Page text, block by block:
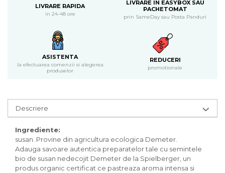
Ingrediente bio pentru copt
Pesto bio
Musli bio
Terci bio
Orez bio si leguminoase
Legume bio
Legume bio in conserva
Orez bio
LIVRARE RAPIDA
in 24-48 ore
LIVRARE IN EASYBOX SAU
PACHETOMAT
prin SameDay sau Posta Panduri
ASISTENTA
la efectuarea comenzii si alegerea
produselor
REDUCERI
promotionale
Descriere
Ingrediente:
susan. Provine din agricultura ecologica Demeter.
Adauga savoare autentica preparatelor tale cu semintele
bio de susan nedecojit Demeter de la Spielberger, un
produs organic certificat ce pastreaza aroma intensa si